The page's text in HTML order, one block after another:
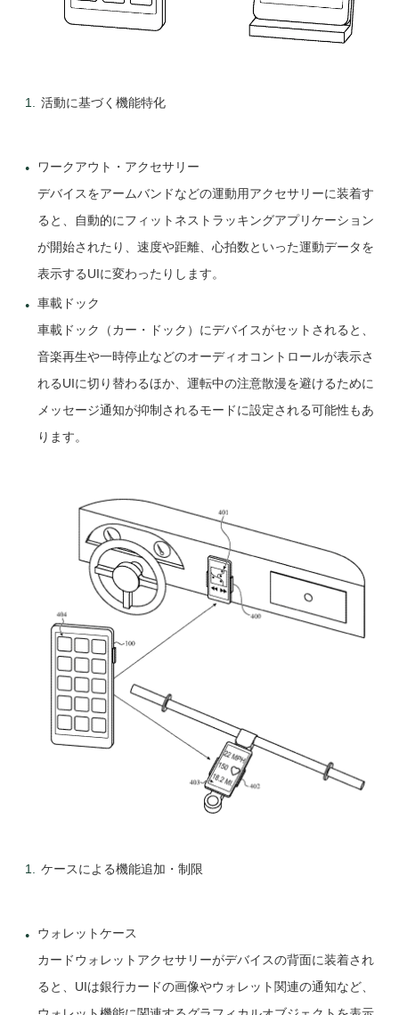
活動に基づく機能特化
ワークアウト・アクセサリー
デバイスをアームバンドなどの運動用アクセサリーに装着す
ると、自動的にフィットネストラッキングアプリケーション
が開始されたり、速度や距離、心拍数といった運動データを
表示するUIに変わったりします。
車載ドック
車載ドック（カー・ドック）にデバイスがセットされると、
音楽再生や一時停止などのオーディオコントロールが表示さ
れるUIに切り替わるほか、運転中の注意散漫を避けるために
メッセージ通知が抑制されるモードに設定される可能性もあ
ります。
ケースによる機能追加・制限
ウォレットケース
カードウォレットアクセサリーがデバイスの背面に装着され
ると、UIは銀行カードの画像やウォレット関連の通知など、